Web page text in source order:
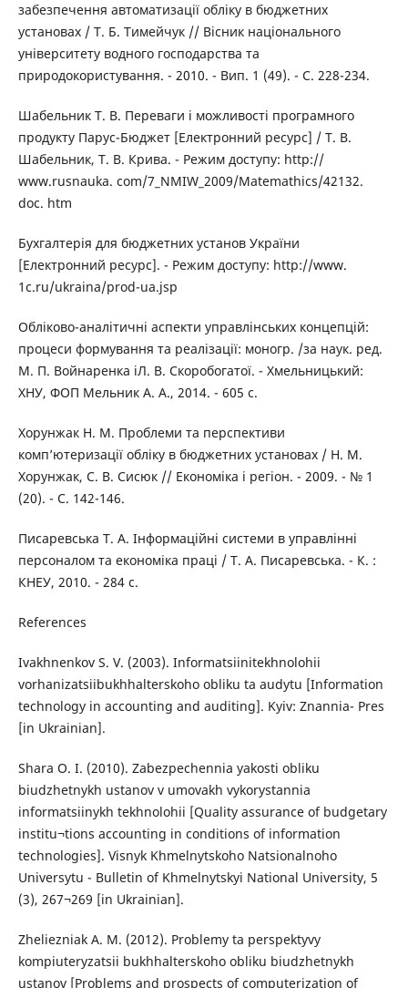
забезпечення автоматизації обліку в бюджетних
установах / Т. Б. Тимейчук // Вісник національного
університету водного господарства та
природокористування. - 2010. - Вип. 1 (49). - С. 228-234.
Шабельник Т. В. Переваги і можливості програмного
продукту Парус-Бюджет [Електронний ресурс] / Т. В.
Шабельник, Т. В. Крива. - Режим доступу: http://
www.rusnauka. com/7_NMIW_2009/Matemathics/42132.
doc. htm
Бухгалтерія для бюджетних установ України
[Електронний ресурс]. - Режим доступу: http://www.
1c.ru/ukraina/prod-ua.jsp
Обліково-аналітичні аспекти управлінських концепцій:
процеси формування та реалізації: моногр. /за наук. ред.
М. П. Войнаренка іЛ. В. Скоробогатої. - Хмельницький:
ХНУ, ФОП Мельник А. А., 2014. - 605 с.
Хорунжак Н. М. Проблеми та перспективи
комп’ютеризації обліку в бюджетних установах / Н. М.
Хорунжак, С. В. Сисюк // Економіка і регіон. - 2009. - № 1
(20). - С. 142-146.
Писаревська Т. А. Інформаційні системи в управлінні
персоналом та економіка праці / Т. А. Писаревська. - К. :
КНЕУ, 2010. - 284 с.
References
Ivakhnenkov S. V. (2003). Informatsiinitekhnolohii
vorhanizatsiibukhhalterskoho obliku ta audytu [Information
technology in accounting and auditing]. Kyiv: Znannia- Pres
[in Ukrainian].
Shara O. I. (2010). Zabezpechennia yakosti obliku
biudzhetnykh ustanov v umovakh vykorystannia
informatsiinykh tekhnolohii [Quality assurance of budgetary
institu¬tions accounting in conditions of information
technologies]. Visnyk Khmelnytskoho Natsionalnoho
Universytu - Bulletin of Khmelnytskyi National University, 5
(3), 267¬269 [in Ukrainian].
Zheliezniak A. M. (2012). Problemy ta perspektyvy
kompiuteryzatsii bukhhalterskoho obliku biudzhetnykh
ustanov [Problems and prospects of computerization of